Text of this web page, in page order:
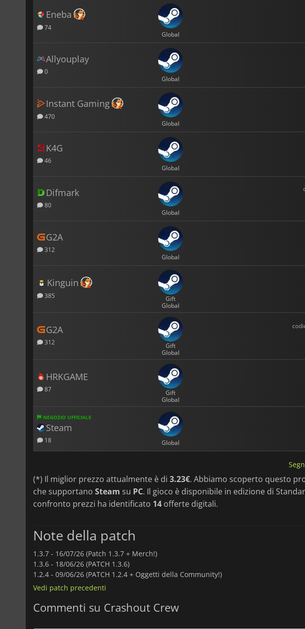
Eneba
74
Global
Allyouplay
0
Global
Instant Gaming
470
Global
K4G
46
Global
Difmark
80
Global
G2A
312
Global
Kinguin
385
Gift
Global
G2A
312
Gift
Global
HRKGAME
87
Gift
Global
NEGOZIO UFFICIALE
Steam
18 Global
(*) Il miglior prezzo attualmente è di 3.23€. Abbiamo scoperto questo
che supportano Steam su PC. Il gioco è disponibile in edizione di
confronto prezzi ha identificato 14 offerte digitali.
Note della patch
1.3.7 - 16/07/26 (Patch 1.3.7 + Merch!)
1.3.6 - 18/06/26 (PATCH 1.3.6)
1.2.4 - 09/06/26 (PATCH 1.2.4 + Oggetti della Community!)
Vedi patch precedenti
Commenti su Crashout Crew